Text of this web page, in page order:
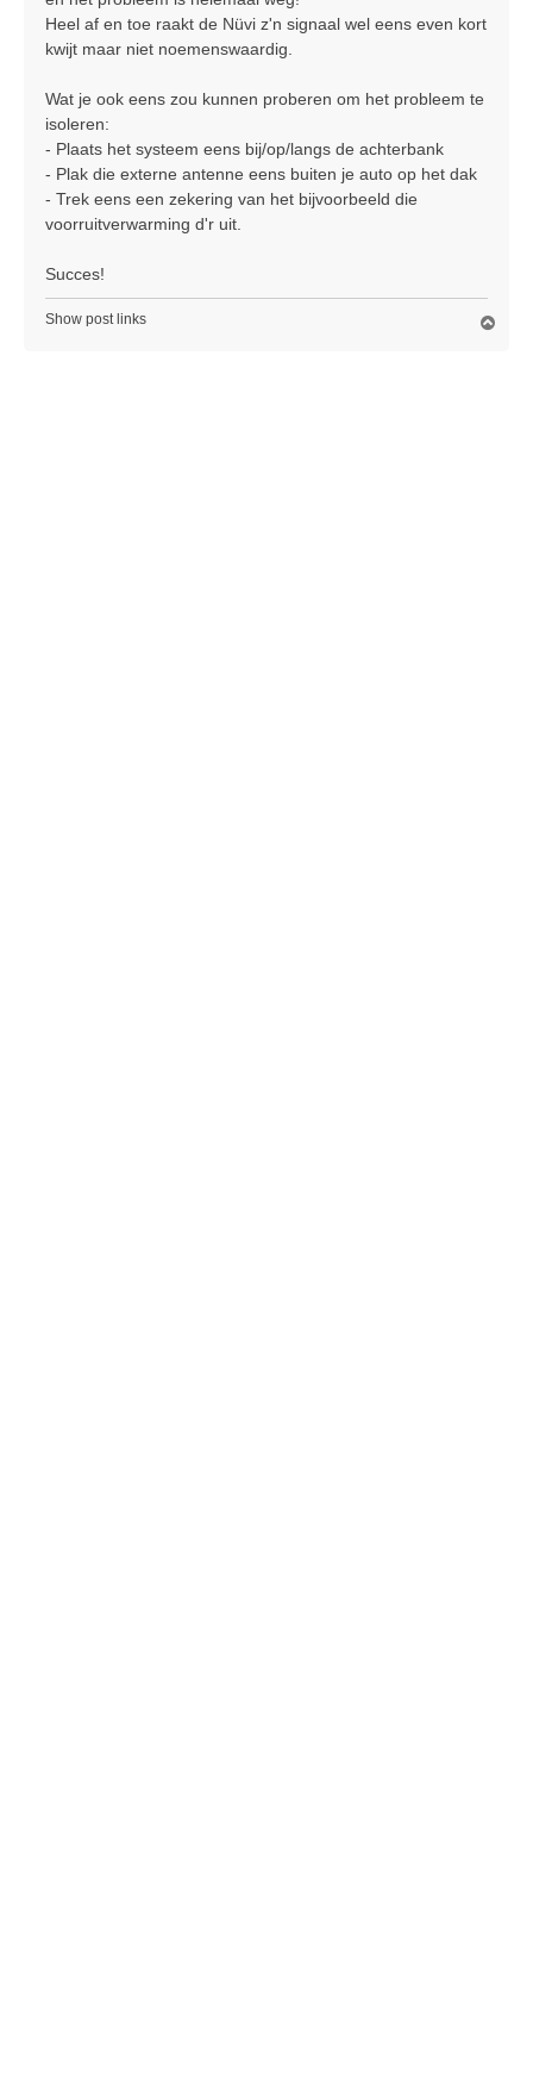
Heel af en toe raakt de Nüvi z'n signaal wel eens even kort
kwijt maar niet noemenswaardig.
Wat je ook eens zou kunnen proberen om het probleem te
isoleren:
- Plaats het systeem eens bij/op/langs de achterbank
- Plak die externe antenne eens buiten je auto op het dak
- Trek eens een zekering van het bijvoorbeeld die
voorruitverwarming d'r uit.
Succes!
Show post links